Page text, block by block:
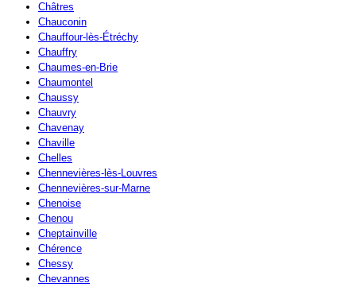
Châtres
Chauconin
Chauffour-lès-Étréchy
Chauffry
Chaumes-en-Brie
Chaumontel
Chaussy
Chauvry
Chavenay
Chaville
Chelles
Chennevières-lès-Louvres
Chennevières-sur-Marne
Chenoise
Chenou
Cheptainville
Chérence
Chessy
Chevannes